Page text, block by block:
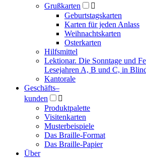
Grußkarten

Geburtstagskarten
Karten für jeden Anlass
Weihnachtskarten
Osterkarten
Hilfsmittel
Lektionar. Die Sonntage und
Lesejahren A, B und C, in
Kantorale
Geschäfts­–
kunden

Produktpalette
Visitenkarten
Musterbeispiele
Das Braille-Format
Das Braille-Papier
Über